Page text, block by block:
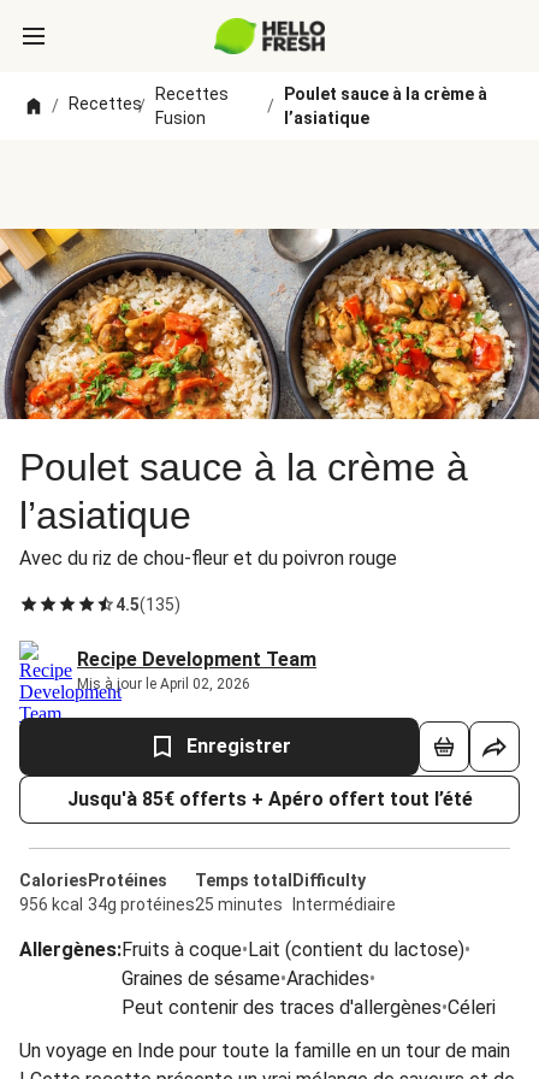
/ Recettes/
Recettes
Fusion
/
Poulet sauce à la crème à
l’asiatique
Poulet sauce à la crème à
l’asiatique
Avec du riz de chou-fleur et du poivron rouge
4.5(135)
Recipe Development Team
Mis à jour le April 02, 2026
Enregistrer
Jusqu'à 85€ offerts + Apéro offert tout l’été
Calories
956 kcal
Protéines
34g protéines
Temps total
25 minutes
Difficulty
Intermédiaire
Allergènes:Fruits à coque•Lait (contient du lactose)•
Graines de sésame•Arachides•
Peut contenir des traces d'allergènes•Céleri
Un voyage en Inde pour toute la famille en un tour de main